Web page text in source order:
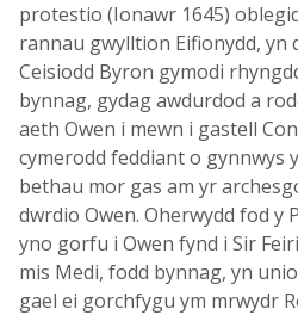
protestio (Ionawr 1645)
rannau gwylltion Eifionydd, yn
Ceisiodd Byron gymodi
bynnag, gydag awdurdod a
aeth Owen i mewn i gastell
cymerodd feddiant o gynnwys
bethau mor gas am yr
dwrdio Owen. Oherwydd fod y
yno gorfu i Owen fynd i Sir
mis Medi, fodd bynnag, yn
gael ei gorchfygu ym mrwydr